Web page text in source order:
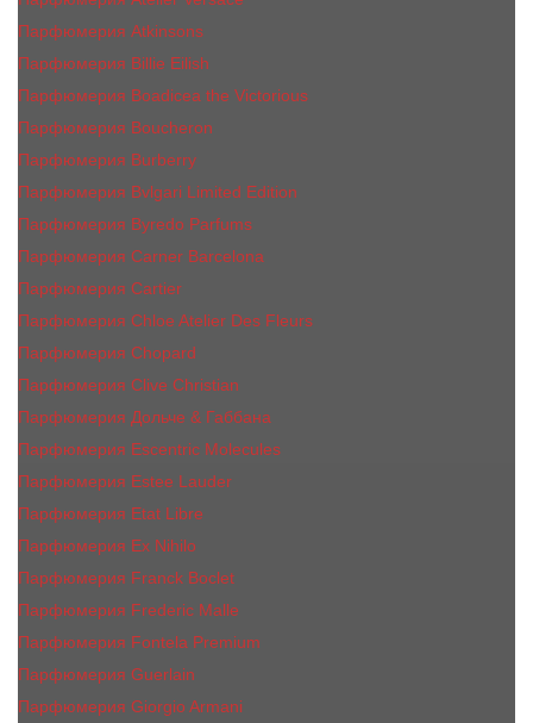
Парфюмерия Atkinsons
Парфюмерия Billie Eilish
Парфюмерия Boadicea the Victorious
Парфюмерия Boucheron
Парфюмерия Burberry
Парфюмерия Bvlgari Limited Edition
Парфюмерия Byredo Parfums
Парфюмерия Carner Barcelona
Парфюмерия Cartier
Парфюмерия Chloe Atelier Des Fleurs
Парфюмерия Сhopard
Парфюмерия Clive Christian
Парфюмерия Дольче & Габбана
Парфюмерия Escentric Molecules
Парфюмерия Estee Lаudеr
Парфюмерия Etat Libre
Парфюмерия Ex Nihilo
Парфюмерия Franck Boclet
Парфюмерия Frеderic Mаlle
Парфюмерия Fontela Premium
Парфюмерия Guerlain
Парфюмерия Giorgio Armani